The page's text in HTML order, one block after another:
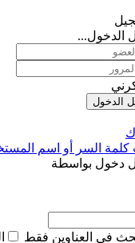
الدخول...
الدخول
السر أو اسم
دخول بواسطة
في العناوين فقط